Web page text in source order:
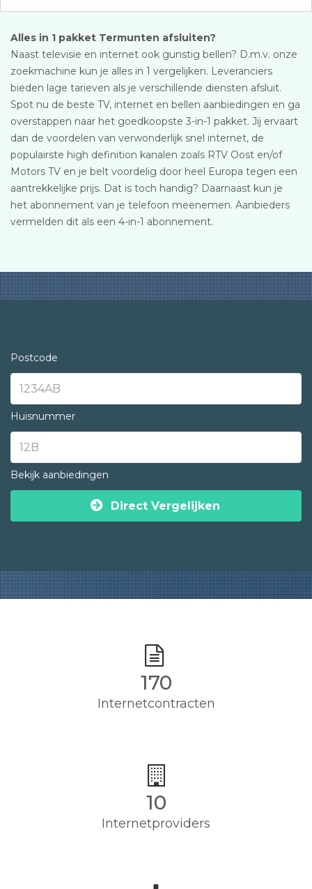
Alles in 1 pakket Termunten afsluiten?
Naast televisie en internet ook gunstig bellen? D.m.v. onze
zoekmachine kun je alles in 1 vergelijken. Leveranciers
bieden lage tarieven als je verschillende diensten afsluit.
Spot nu de beste TV, internet en bellen aanbiedingen en ga
overstappen naar het goedkoopste 3-in-1 pakket. Jij ervaart
dan de voordelen van verwonderlijk snel internet, de
populairste high definition kanalen zoals RTV Oost en/of
Motors TV en je belt voordelig door heel Europa tegen een
aantrekkelijke prijs. Dat is toch handig? Daarnaast kun je
het abonnement van je telefoon meenemen. Aanbieders
vermelden dit als een 4-in-1 abonnement.
Postcode
Huisnummer
Bekijk aanbiedingen
Direct Vergelijken
170
Internetcontracten
10
Internetproviders